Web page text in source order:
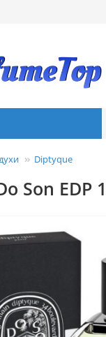
Diptyque
Son